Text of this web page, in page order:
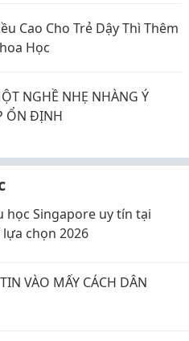
Cao Cho Trẻ Dậy Thì Thêm
Học
NGHỀ NHẸ NHÀNG Ý
ỔN ĐỊNH
học Singapore uy tín tại
lựa chọn 2026
VÀO MẤY CÁCH DÂN